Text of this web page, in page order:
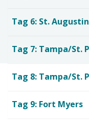
Tag 7: Tampa/St.
Tag 9: Fort Myers